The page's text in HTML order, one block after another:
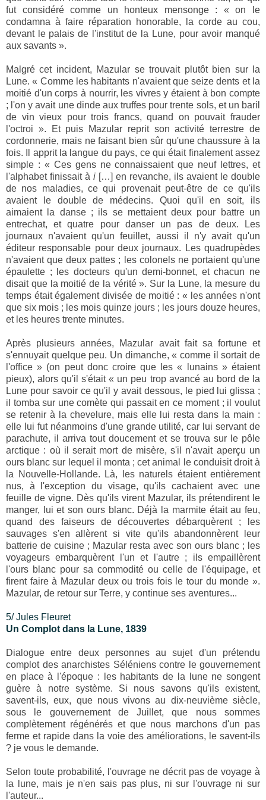
fut considéré comme un honteux mensonge : « on le
condamna à faire réparation honorable, la corde au cou,
devant le palais de l'institut de la Lune, pour avoir manqué
aux savants ».
Malgré cet incident, Mazular se trouvait plutôt bien sur la
Lune. « Comme les habitants n'avaient que seize dents et la
moitié d'un corps à nourrir, les vivres y étaient à bon compte
; l'on y avait une dinde aux truffes pour trente sols, et un baril
de vin vieux pour trois francs, quand on pouvait frauder
l'octroi ». Et puis Mazular reprit son activité terrestre de
cordonnerie, mais ne faisant bien sûr qu'une chaussure à la
fois. Il apprit la langue du pays, ce qui était finalement assez
simple : « Ces gens ne connaissaient que neuf lettres, et
l'alphabet finissait à i […] en revanche, ils avaient le double
de nos maladies, ce qui provenait peut-être de ce qu'ils
avaient le double de médecins. Quoi qu'il en soit, ils
aimaient la danse ; ils se mettaient deux pour battre un
entrechat, et quatre pour danser un pas de deux. Les
journaux n'avaient qu'un feuillet, aussi il n'y avait qu'un
éditeur responsable pour deux journaux. Les quadrupèdes
n'avaient que deux pattes ; les colonels ne portaient qu'une
épaulette ; les docteurs qu'un demi-bonnet, et chacun ne
disait que la moitié de la vérité ». Sur la Lune, la mesure du
temps était également divisée de moitié : « les années n'ont
que six mois ; les mois quinze jours ; les jours douze heures,
et les heures trente minutes.
Après plusieurs années, Mazular avait fait sa fortune et
s'ennuyait quelque peu. Un dimanche, « comme il sortait de
l'office » (on peut donc croire que les « lunains » étaient
pieux), alors qu'il s'était « un peu trop avancé au bord de la
Lune pour savoir ce qu'il y avait dessous, le pied lui glissa ;
il tomba sur une comète qui passait en ce moment ; il voulut
se retenir à la chevelure, mais elle lui resta dans la main :
elle lui fut néanmoins d'une grande utilité, car lui servant de
parachute, il arriva tout doucement et se trouva sur le pôle
arctique : où il serait mort de misère, s'il n'avait aperçu un
ours blanc sur lequel il monta ; cet animal le conduisit droit à
la Nouvelle-Hollande. Là, les naturels étaient entièrement
nus, à l'exception du visage, qu'ils cachaient avec une
feuille de vigne. Dès qu'ils virent Mazular, ils prétendirent le
manger, lui et son ours blanc. Déjà la marmite était au feu,
quand des faiseurs de découvertes débarquèrent ; les
sauvages s'en allèrent si vite qu'ils abandonnèrent leur
batterie de cuisine ; Mazular resta avec son ours blanc ; les
voyageurs embarquèrent l'un et l'autre ; ils empaillèrent
l'ours blanc pour sa commodité ou celle de l'équipage, et
firent faire à Mazular deux ou trois fois le tour du monde ».
Mazular, de retour sur Terre, y continue ses aventures...
5/Jules Fleuret
Un Complot dans la Lune, 1839
Dialogue entre deux personnes au sujet d'un prétendu
complot des anarchistes Séléniens contre le gouvernement
en place à l'époque :
les habitants de la lune ne songent
guère à notre système. Si nous savons qu'ils existent,
savent-ils, eux, que nous vivons au dix-neuvième siècle,
sous le gouvernement de Juillet, que nous sommes
complètement régénérés et que nous marchons d'un pas
ferme et rapide dans la voie des améliorations, le savent-ils
? je vous le demande.
Selon toute probabilité, l'ouvrage ne décrit pas de voyage à
la lune, mais je n'en sais pas plus, ni sur l'ouvrage ni sur
l'auteur...